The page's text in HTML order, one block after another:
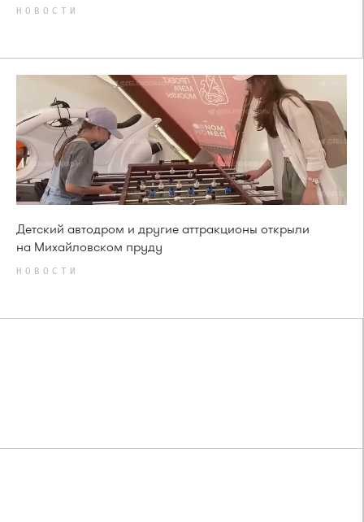
НОВОСТИ
Детский автодром и другие аттракционы открыли
на Михайловском пруду
НОВОСТИ